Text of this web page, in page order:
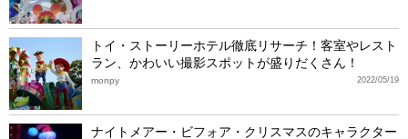
トイ・ストーリーホテル徹底リサーチ！客室やレスト
ラン、かわいい撮影スポットが盛りだくさん！
2022/05/19
monpy
ナイトメアー・ビフォア・クリスマスのキャラクター